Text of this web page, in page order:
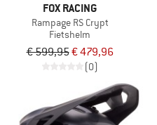
FOX RACING
Rampage RS Crypt
Fietshelm
€ 599,95€ 479,96
(0)